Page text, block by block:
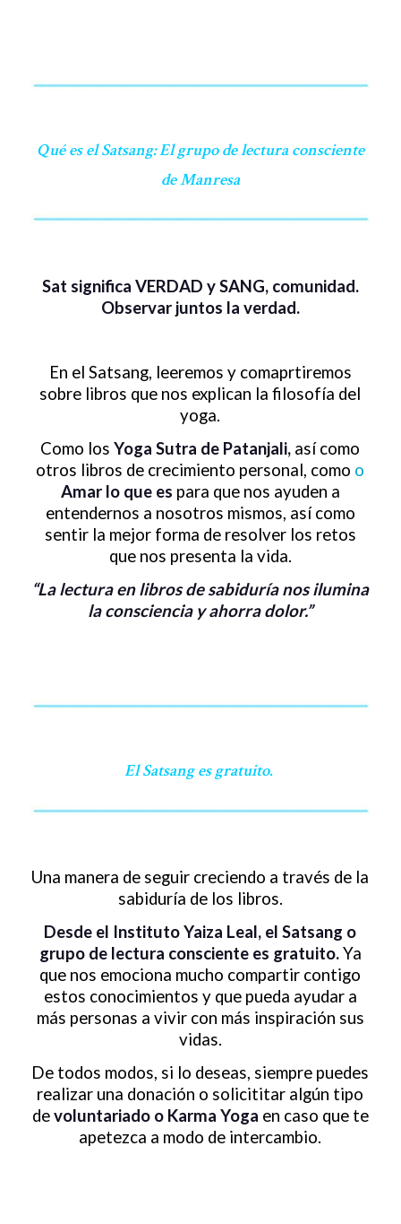
Qué es el Satsang: El grupo de lectura consciente
de Manresa
Sat significa VERDAD y SANG, comunidad.
Observar juntos la verdad.
En el Satsang, leeremos y comaprtiremos
sobre libros que nos explican la filosofía del
yoga.
Como losYoga Sutra de Patanjali, así como
otros libros de crecimiento personal, como o
Amar lo que es para que nos ayuden a
entendernos a nosotros mismos, así como
sentir la mejor forma de resolver los retos
que nos presenta la vida.
“La lectura en libros de sabiduría nos ilumina
la consciencia y ahorra dolor.”
El Satsang es gratuito.
Una manera de seguir creciendo a través de la
sabiduría de los libros.
Desde el Instituto Yaiza Leal, el Satsang o
grupo de lectura consciente es gratuito.Ya
que nos emociona mucho compartir contigo
estos conocimientos y que pueda ayudar a
más personas a vivir con más inspiración sus
vidas.
De todos modos, si lo deseas, siempre puedes
realizar una donación o solicititar algún tipo
devoluntariado o Karma Yoga en caso que te
apetezca a modo de intercambio.